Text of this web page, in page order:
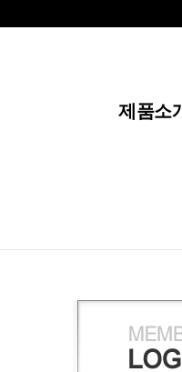
제품소